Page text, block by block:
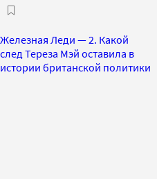
Железная Леди — 2. Какой
след Тереза Мэй оставила в
истории британской политики